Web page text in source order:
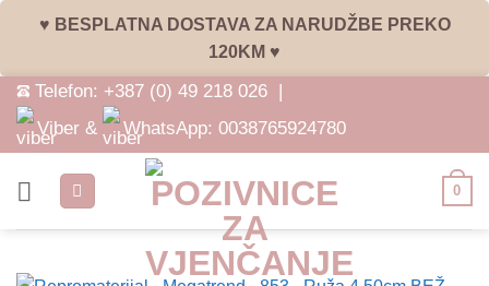
♥ BESPLATNA DOSTAVA ZA NARUDŽBE PREKO
120KM ♥
Skip
content
Telefon: +387 (0) 49 218 026 |
Viber &
WhatsApp: 0038765924780
0